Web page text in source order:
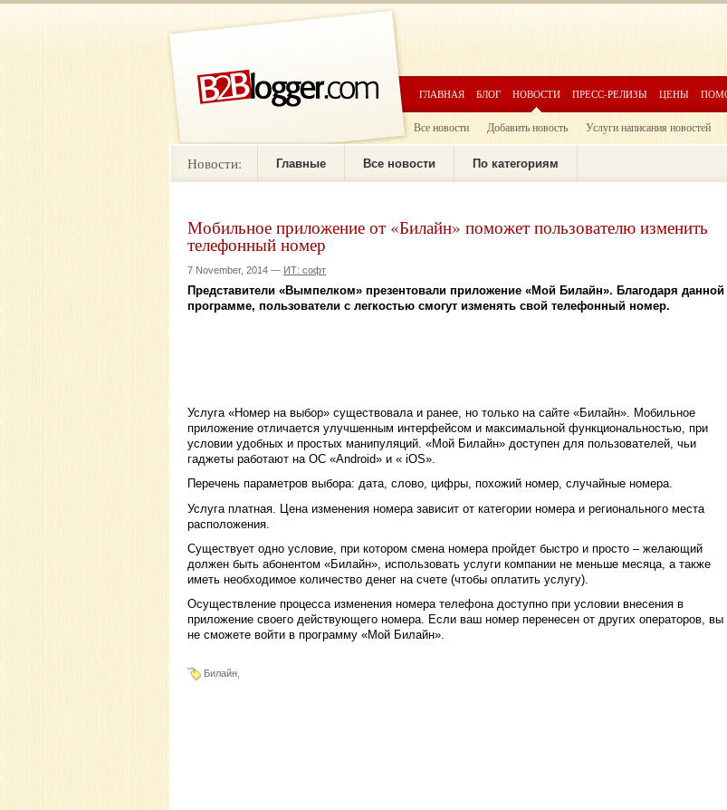
ГЛАВНАЯ БЛОГ НОВОСТИ ПРЕСС-РЕЛИЗЫ ЦЕНЫ
Все новости Добавить новость Услуги написания новостей
Новости: Главные Все новости По категориям
Мобильное приложение от «Билайн» поможет пользователю изменить
телефонный номер
7 November, 2014 — ИТ: софт
Представители «Вымпелком» презентовали приложение «Мой Билайн». Благодаря данной
программе, пользователи с легкостью смогут изменять свой телефонный номер.
Услуга «Номер на выбор» существовала и ранее, но только на сайте «Билайн». Мобильное
приложение отличается улучшенным интерфейсом и максимальной функциональностью, при
условии удобных и простых манипуляций. «Мой Билайн» доступен для пользователей, чьи
гаджеты работают на ОС «Android» и « iOS».
Перечень параметров выбора: дата, слово, цифры, похожий номер, случайные номера.
Услуга платная. Цена изменения номера зависит от категории номера и регионального места
расположения.
Существует одно условие, при котором смена номера пройдет быстро и просто – желающий
должен быть абонентом «Билайн», использовать услуги компании не меньше месяца, а также
иметь необходимое количество денег на счете (чтобы оплатить услугу).
Осуществление процесса изменения номера телефона доступно при условии внесения в
приложение своего действующего номера. Если ваш номер перенесен от других операторов, вы
не сможете войти в программу «Мой Билайн».
Билайн,